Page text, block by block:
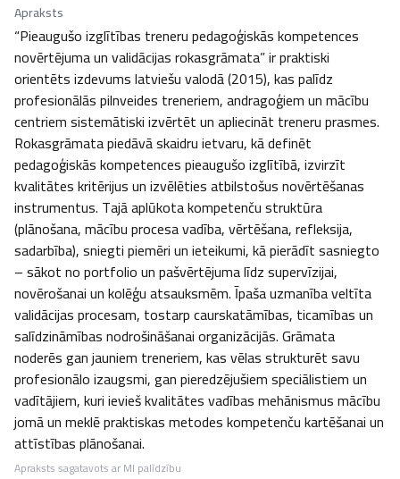
Apraksts
“Pieaugušo izglītības treneru pedagoģiskās kompetences
novērtējuma un validācijas rokasgrāmata” ir praktiski
orientēts izdevums latviešu valodā (2015), kas palīdz
profesionālās pilnveides treneriem, andragoģiem un mācību
centriem sistemātiski izvērtēt un apliecināt treneru prasmes.
Rokasgrāmata piedāvā skaidru ietvaru, kā definēt
pedagoģiskās kompetences pieaugušo izglītībā, izvirzīt
kvalitātes kritērijus un izvēlēties atbilstošus novērtēšanas
instrumentus. Tajā aplūkota kompetenču struktūra
(plānošana, mācību procesa vadība, vērtēšana, refleksija,
sadarbība), sniegti piemēri un ieteikumi, kā pierādīt sasniegto
– sākot no portfolio un pašvērtējuma līdz supervīzijai,
novērošanai un kolēģu atsauksmēm. Īpaša uzmanība veltīta
validācijas procesam, tostarp caurskatāmības, ticamības un
salīdzināmības nodrošināšanai organizācijās. Grāmata
noderēs gan jauniem treneriem, kas vēlas strukturēt savu
profesionālo izaugsmi, gan pieredzējušiem speciālistiem un
vadītājiem, kuri ievieš kvalitātes vadības mehānismus mācību
jomā un meklē praktiskas metodes kompetenču kartēšanai un
attīstības plānošanai.
Apraksts sagatavots ar MI palīdzību